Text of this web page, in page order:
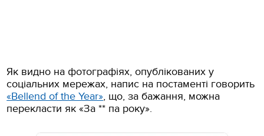
Як видно на фотографіях, опублікованих у
соціальних мережах, напис на постаменті говорить
«Bellend of the Year», що, за бажання, можна
перекласти як «За ** па року».